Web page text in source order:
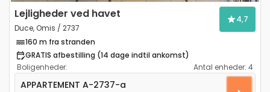
Lejligheder ved havet
Duce, Omis / 2737
4,7
160 m fra stranden
GRATIS afbestilling (14 dage indtil ankomst)
Boligenheder:
Antal enheder: 4
Toværelses lejlighed Duce, Omis A-2737-a
APPARTEMENT A-2737-a